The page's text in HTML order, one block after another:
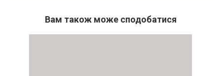
Вам також може сподобатися